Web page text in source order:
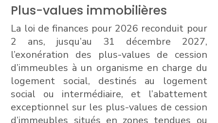
Plus-values immobilières
La loi de finances pour 2026 reconduit pour
2 ans, jusqu’au 31 décembre 2027,
l’exonération des plus-values de cession
d’immeubles à un organisme en charge du
logement social, destinés au logement
social ou intermédiaire, et l’abattement
exceptionnel sur les plus-values de cession
d’immeubles situés en zones tendues ou